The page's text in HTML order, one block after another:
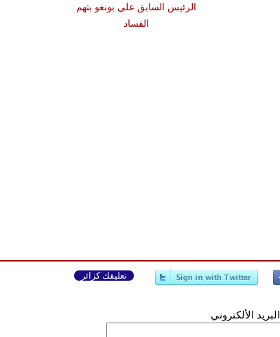
الرئيس السابق علي بونغو بتهم
الفساد
تعليقك كزائر
البريد الألكتروني